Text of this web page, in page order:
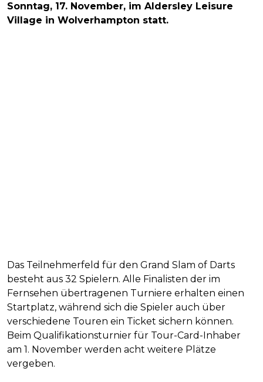
Sonntag, 17. November, im Aldersley Leisure
Village in Wolverhampton statt.
Das Teilnehmerfeld für den Grand Slam of Darts
besteht aus 32 Spielern. Alle Finalisten der im
Fernsehen übertragenen Turniere erhalten einen
Startplatz, während sich die Spieler auch über
verschiedene Touren ein Ticket sichern können.
Beim Qualifikationsturnier für Tour-Card-Inhaber
am 1. November werden acht weitere Plätze
vergeben.